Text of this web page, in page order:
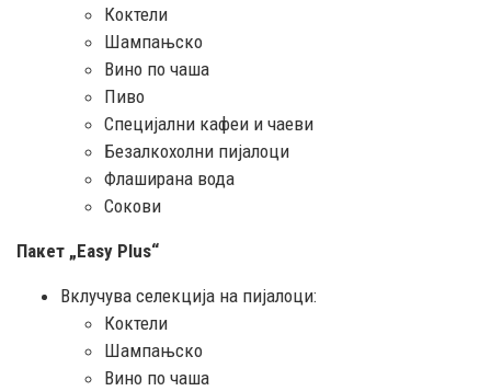
Коктели
Шампањско
Вино по чаша
Пиво
Специјални кафеи и чаеви
Безалкохолни пијалоци
Флаширана вода
Сокови
Пакет „Easy Plus“
Вклучува селекција на пијалоци:
Коктели
Шампањско
Вино по чаша